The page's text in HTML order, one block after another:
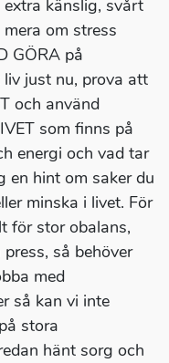
känslig, svårt
om stress
GÖRA på
just nu, prova att
och använd
som finns på
energi och vad tar
en hint om saker du
minska i livet. För
för stor obalans,
så behöver
med
så kan vi inte
stora
hänt sorg och